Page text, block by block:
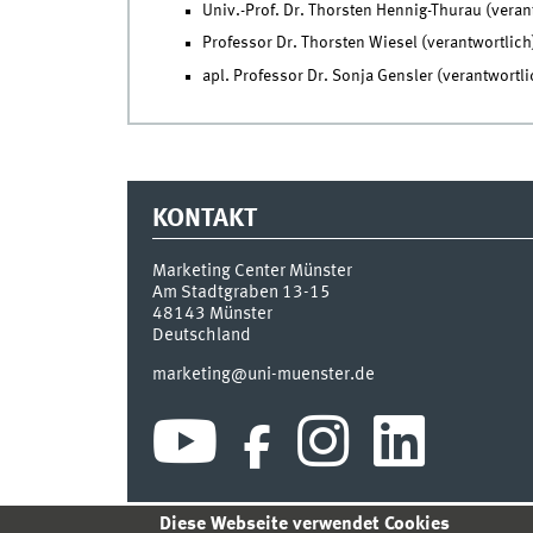
Univ.-Prof. Dr. Thorsten Hennig-Thurau
Professor Dr. Thorsten Wiesel
apl. Professor Dr. Sonja Gensler
KONTAKT
Marketing Center Münster
Am Stadtgraben 13-15
48143 Münster
Deutschland
marketing@uni-muenster.de
INDEX SITEMAP ANMELDEN IMPRESSUM
Diese Webseite verwendet Cookies